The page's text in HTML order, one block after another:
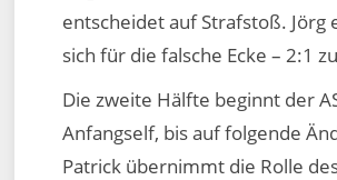
entscheidet auf Strafstoß. Jörg
sich für die falsche Ecke – 2:1
Die zweite Hälfte beginnt der
Anfangself, bis auf folgende
Patrick übernimmt die Rolle